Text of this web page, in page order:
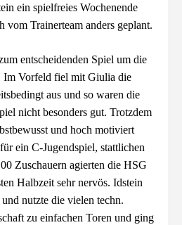
ein spielfreies Wochenende
vom Trainerteam anders geplant.
entscheidenden Spiel um die
Im Vorfeld fiel mit Giulia die
aus und so waren die
nicht besonders gut. Trotzdem
und hoch motiviert
ein C-Jugendspiel, stattlichen
Zuschauern agierten die HSG
Halbzeit sehr nervös. Idstein
nutzte die vielen techn.
zu einfachen Toren und ging